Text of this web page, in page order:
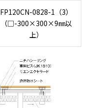
FP120CN-0828-1（3）
（□-300×300×9㎜以
上）